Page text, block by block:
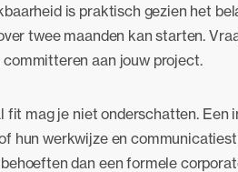
is praktisch gezien het
twee maanden kan starten.
committeren aan jouw project.
fit mag je niet onderschatten.
hun werkwijze en
dan een formele